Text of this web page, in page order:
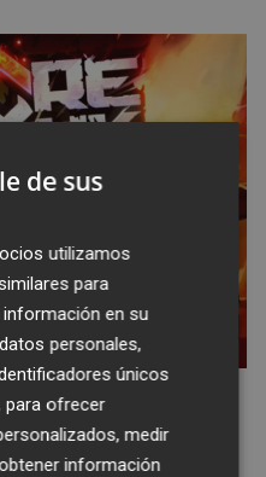
vieja escuela ¡Cómo los
de sus
utilizamos
para
en su
personales,
únicos
para ofrecer
medir
información